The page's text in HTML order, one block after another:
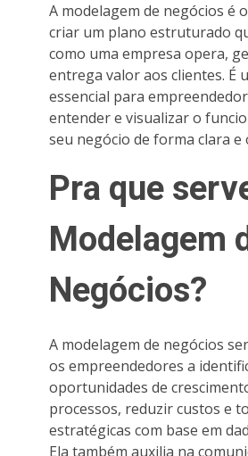
A modelagem de negócios é
criar um plano estruturado
como uma empresa opera,
entrega valor aos clientes. É
essencial para
entender e visualizar o
seu negócio de forma clara e
Pra que
Modelagem
Negócios?
A modelagem de negócios
os empreendedores a
oportunidades de
processos, reduzir custos e
estratégicas com base em
Ela também auxilia na